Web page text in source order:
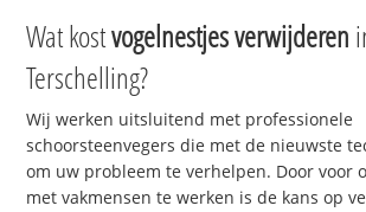
Wat kostvogelnestjes verwijderen
Terschelling?
Wij werken uitsluitend met professionele
schoorsteenvegers die met de nieuwste
om uw probleem te verhelpen. Door voor
met vakmensen te werken is de kans op